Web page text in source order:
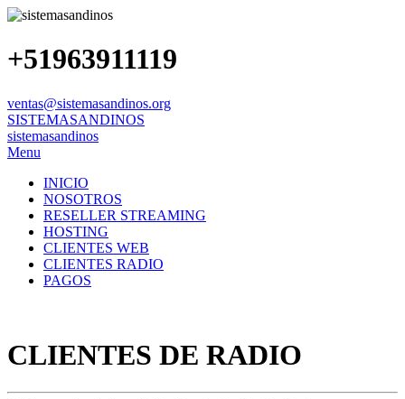
+51963911119
ventas@sistemasandinos.org
SISTEMASANDINOS
sistemasandinos
Menu
INICIO
NOSOTROS
RESELLER STREAMING
HOSTING
CLIENTES WEB
CLIENTES RADIO
PAGOS
CLIENTES DE RADIO